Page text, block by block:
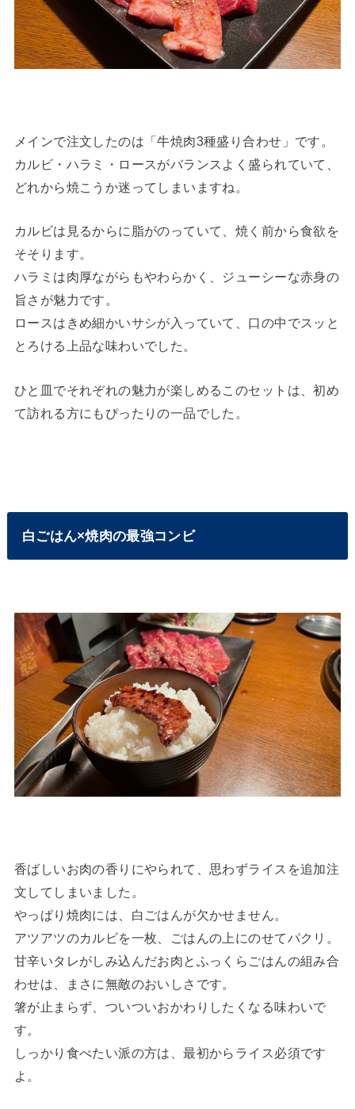
メインで注文したのは「牛焼肉3種盛り合わせ」です。
カルビ・ハラミ・ロースがバランスよく盛られていて、
どれから焼こうか迷ってしまいますね。
カルビは見るからに脂がのっていて、焼く前から食欲を
そそります。
ハラミは肉厚ながらもやわらかく、ジューシーな赤身の
旨さが魅力です。
ロースはきめ細かいサシが入っていて、口の中でスッと
とろける上品な味わいでした。
ひと皿でそれぞれの魅力が楽しめるこのセットは、初め
て訪れる方にもぴったりの一品でした。
白ごはん×焼肉の最強コンビ
香ばしいお肉の香りにやられて、思わずライスを追加注
文してしまいました。
やっぱり焼肉には、白ごはんが欠かせません。
アツアツのカルビを一枚、ごはんの上にのせてパクリ。
甘辛いタレがしみ込んだお肉とふっくらごはんの組み合
わせは、まさに無敵のおいしさです。
箸が止まらず、ついついおかわりしたくなる味わいで
す。
しっかり食べたい派の方は、最初からライス必須です
よ。